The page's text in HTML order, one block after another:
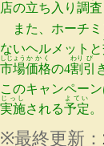
店の立ち 入 り 調査
また、ホーチミ
ないヘルメットと
市場
しじょう
価格
かかく
の4割
わり
引
び
このキャンペーン
実施
じっし
される予定
よてい
。
※最終更新 ：